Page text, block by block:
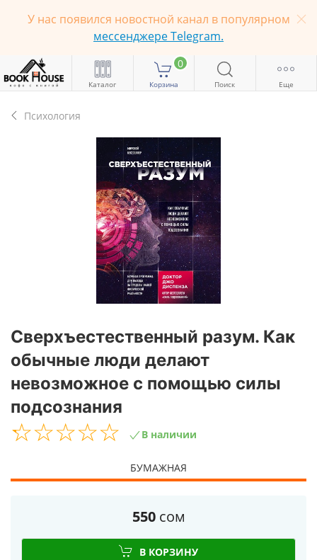
У нас появился новостной канал в популярном
мессенджере Telegram.
Каталог
0
Корзина Поиск Еще
Психология
Сверхъестественный разум. Как
обычные люди делают
невозможное с помощью силы
подсознания
☆☆☆☆☆
★★★★★ В наличии
БУМАЖНАЯ
550 сом
В КОРЗИНУ